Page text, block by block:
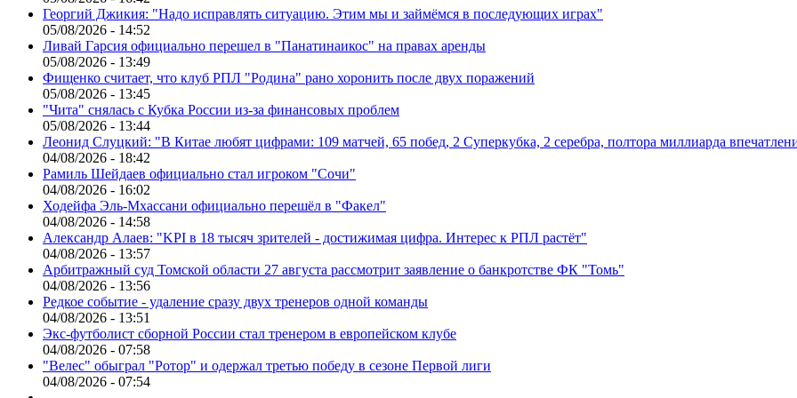
Георгий Джикия: "Надо исправлять ситуацию. Этим мы и займёмся в последующих играх"
05/08/2026 - 14:52
Ливай Гарсия официально перешел в "Панатинаикос" на правах аренды
05/08/2026 - 13:49
Фищенко считает, что клуб РПЛ "Родина" рано хоронить после двух поражений
05/08/2026 - 13:45
"Чита" снялась с Кубка России из-за финансовых проблем
05/08/2026 - 13:44
Леонид Слуцкий: "В Китае любят цифрами: 109 матчей, 65 побед, 2 Суперкубка, 2 серебра, полтора миллиарда
04/08/2026 - 18:42
Рамиль Шейдаев официально стал игроком "Сочи"
04/08/2026 - 16:02
Ходейфа Эль-Мхассани официально перешёл в "Факел"
04/08/2026 - 14:58
Александр Алаев: "KPI в 18 тысяч зрителей - достижимая цифра. Интерес к РПЛ растёт"
04/08/2026 - 13:57
Арбитражный суд Томской области 27 августа рассмотрит заявление о банкротстве ФК "Томь"
04/08/2026 - 13:56
Редкое событие - удаление сразу двух тренеров одной команды
04/08/2026 - 13:51
Экс-футболист сборной России стал тренером в европейском клубе
04/08/2026 - 07:58
"Велес" обыграл "Ротор" и одержал третью победу в сезоне Первой лиги
04/08/2026 - 07:54